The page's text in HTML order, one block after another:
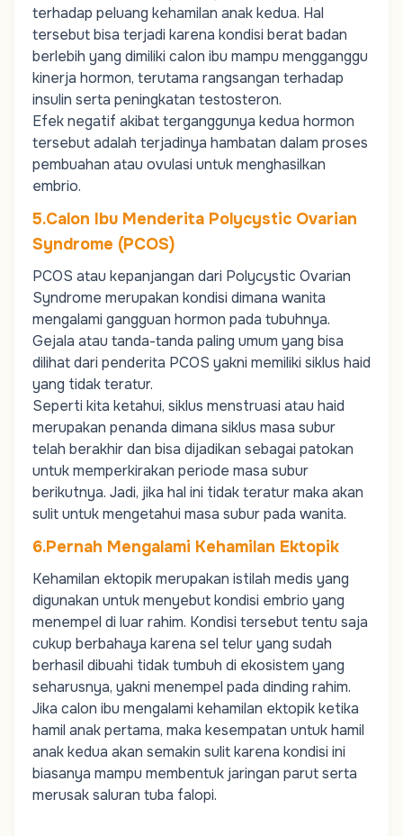
terhadap peluang kehamilan anak kedua. Hal
tersebut bisa terjadi karena kondisi berat badan
berlebih yang dimiliki calon ibu mampu mengganggu
kinerja hormon, terutama rangsangan terhadap
insulin serta peningkatan testosteron.
Efek negatif akibat terganggunya kedua hormon
tersebut adalah terjadinya hambatan dalam proses
pembuahan atau ovulasi untuk menghasilkan
embrio.
5.Calon Ibu Menderita Polycystic Ovarian
Syndrome (PCOS)
PCOS atau kepanjangan dari Polycystic Ovarian
Syndrome merupakan kondisi dimana wanita
mengalami gangguan hormon pada tubuhnya.
Gejala atau tanda-tanda paling umum yang bisa
dilihat dari penderita PCOS yakni memiliki siklus haid
yang tidak teratur.
Seperti kita ketahui, siklus menstruasi atau haid
merupakan penanda dimana siklus masa subur
telah berakhir dan bisa dijadikan sebagai patokan
untuk memperkirakan periode masa subur
berikutnya. Jadi, jika hal ini tidak teratur maka akan
sulit untuk mengetahui masa subur pada wanita.
6.Pernah Mengalami Kehamilan Ektopik
Kehamilan ektopik merupakan istilah medis yang
digunakan untuk menyebut kondisi embrio yang
menempel di luar rahim. Kondisi tersebut tentu saja
cukup berbahaya karena sel telur yang sudah
berhasil dibuahi tidak tumbuh di ekosistem yang
seharusnya, yakni menempel pada dinding rahim.
Jika calon ibu mengalami kehamilan ektopik ketika
hamil anak pertama, maka kesempatan untuk hamil
anak kedua akan semakin sulit karena kondisi ini
biasanya mampu membentuk jaringan parut serta
merusak saluran tuba falopi.